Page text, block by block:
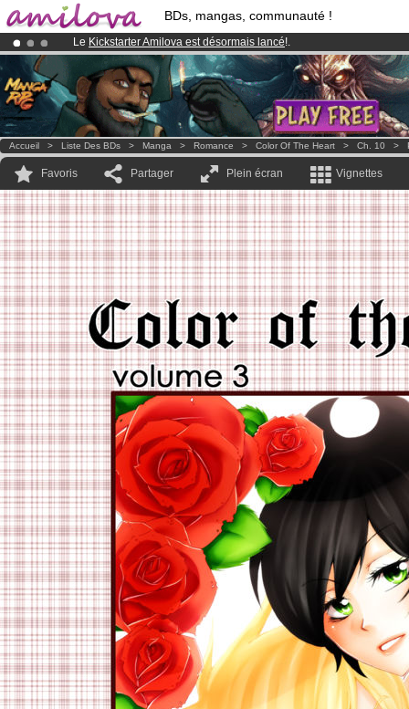
BDs, mangas, communauté !
Le Kickstarter Amilova est désormais lancé!.
Déjà 100000membreset 1000BDs & Mangas!
Abonnement premium: à partir de
3.95 eurospar mois !Clique ici
Accueil > Liste Des BDs > Manga > Romance > Color Of The Heart > Ch. 10 >
Favoris Partager Plein écran Vignettes